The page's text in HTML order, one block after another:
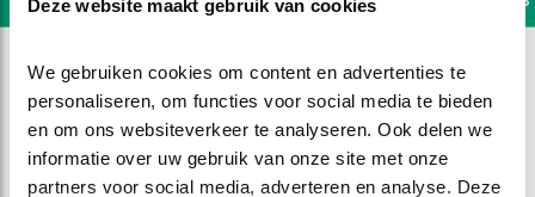
Deze website maakt gebruik van cookies
We gebruiken cookies om content en advertenties te
personaliseren, om functies voor social media te bieden
en om ons websiteverkeer te analyseren. Ook delen we
informatie over uw gebruik van onze site met onze
partners voor social media, adverteren en analyse. Deze